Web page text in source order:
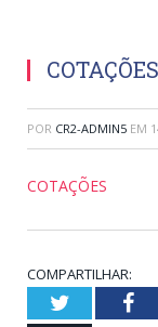
COTAÇÕES
POR CR2-ADMIN5 EM
COTAÇÕES
COMPARTILHAR:
Twitter